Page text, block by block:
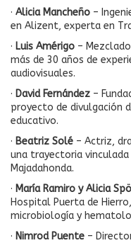
· Alicia Mancheño –
en Alizent, experta en
· Luis Amérigo –
más de 30 años de
audiovisuales.
· David Fernández –
proyecto de divulgación
educativo.
· Beatriz Solé – Actriz,
una trayectoria
Majadahonda.
· María Ramiro y Alicia
Hospital Puerta de
microbiología y
· Nimrod Puente –